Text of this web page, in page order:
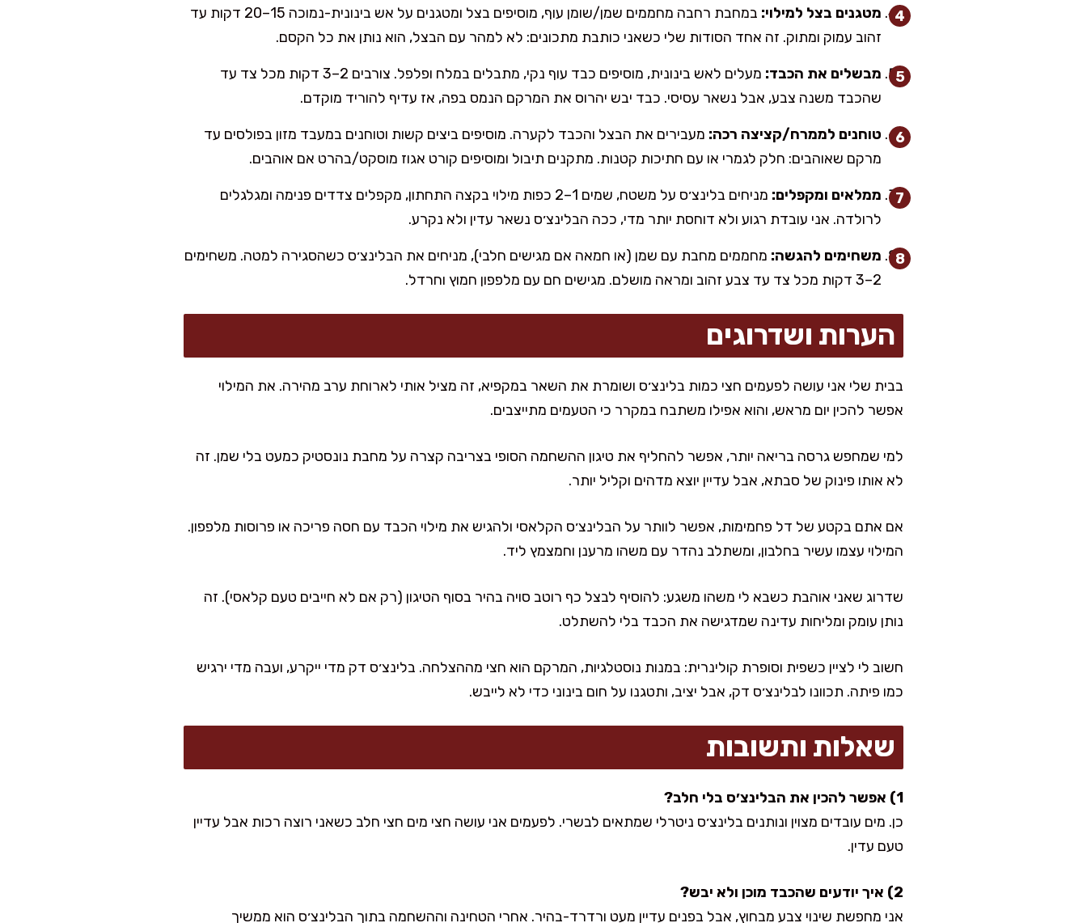
מטגנים בצל למילוי:
במחבת רחבה מחממים שמן/שומן עוף, מוסיפים בצל ומטגנים על אש בינונית-נמוכה 15–20 דקות עד
זהוב עמוק ומתוק. זה אחד הסודות שלי כשאני כותבת מתכונים: לא למהר עם הבצל, הוא נותן את כל הקסם.
מבשלים את הכבד:
מעלים לאש בינונית, מוסיפים כבד עוף נקי, מתבלים במלח ופלפל. צורבים 2–3 דקות מכל צד עד
שהכבד משנה צבע, אבל נשאר עסיסי. כבד יבש יהרוס את המרקם הנמס בפה, אז עדיף להוריד מוקדם.
טוחנים לממרח/קציצה רכה: מעבירים את הבצל והכבד לקערה. מוסיפים ביצים קשות וטוחנים במעבד מזון בפולסים עד
מרקם שאוהבים: חלק לגמרי או עם חתיכות קטנות. מתקנים תיבול ומוסיפים קורט אגוז מוסקט/בהרט אם אוהבים.
ממלאים ומקפלים:
מניחים בלינצ׳ס על משטח, שמים 1–2 כפות מילוי בקצה התחתון, מקפלים צדדים פנימה ומגלגלים
לרולדה. אני עובדת רגוע ולא דוחסת יותר מדי, ככה הבלינצ׳ס נשאר עדין ולא נקרע.
משחימים להגשה: מחממים מחבת עם שמן (או חמאה אם מגישים חלבי), מניחים את הבלינצ׳ס כשהסגירה למטה. משחימים
2–3 דקות מכל צד עד צבע זהוב ומראה מושלם. מגישים חם עם מלפפון חמוץ וחרדל.
הערות ושדרוגים
בבית שלי אני עושה לפעמים חצי כמות בלינצ׳ס ושומרת את השאר במקפיא, זה מציל אותי לארוחת ערב מהירה. את המילוי
אפשר להכין יום מראש, והוא אפילו משתבח במקרר כי הטעמים מתייצבים.
למי שמחפש גרסה בריאה יותר, אפשר להחליף את טיגון ההשחמה הסופי בצריבה קצרה על מחבת נונסטיק כמעט בלי שמן. זה
לא אותו פינוק של סבתא, אבל עדיין יוצא מדהים וקליל יותר.
אם אתם בקטע של דל פחמימות, אפשר לוותר על הבלינצ׳ס הקלאסי ולהגיש את מילוי הכבד עם חסה פריכה או פרוסות מלפפון.
המילוי עצמו עשיר בחלבון, ומשתלב נהדר עם משהו מרענן וחמצמץ ליד.
שדרוג שאני אוהבת כשבא לי משהו משגע: להוסיף לבצל כף רוטב סויה בהיר בסוף הטיגון (רק אם לא חייבים טעם קלאסי). זה
נותן עומק ומליחות עדינה שמדגישה את הכבד בלי להשתלט.
חשוב לי לציין כשפית וסופרת קולינרית: במנות נוסטלגיות, המרקם הוא חצי מההצלחה. בלינצ׳ס דק מדי ייקרע, ועבה מדי ירגיש
כמו פיתה. תכוונו לבלינצ׳ס דק, אבל יציב, ותטגנו על חום בינוני כדי לא לייבש.
שאלות ותשובות
1) אפשר להכין את הבלינצ׳ס בלי חלב?
כן. מים עובדים מצוין ונותנים בלינצ׳ס ניטרלי שמתאים לבשרי. לפעמים אני עושה חצי מים חצי חלב כשאני רוצה רכות אבל עדיין
טעם עדין.
2) איך יודעים שהכבד מוכן ולא יבש?
אני מחפשת שינוי צבע מבחוץ, אבל בפנים עדיין מעט ורדרד-בהיר. אחרי הטחינה וההשחמה בתוך הבלינצ׳ס הוא ממשיך